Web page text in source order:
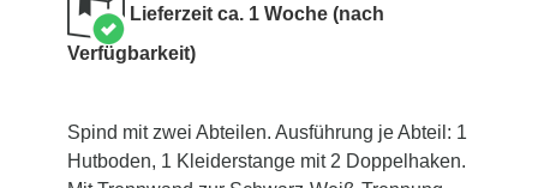
Lieferzeit ca. 1 Woche (nach
Verfügbarkeit)
Spind mit zwei Abteilen. Ausführung je Abteil: 1
Hutboden, 1 Kleiderstange mit 2 Doppelhaken.